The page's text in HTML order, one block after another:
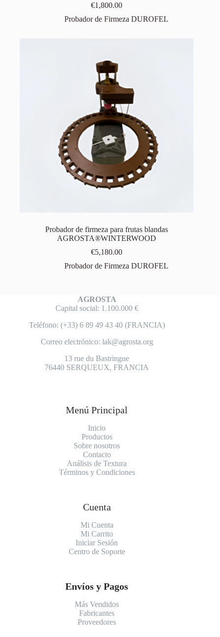
€1,800.00
Probador de Firmeza DUROFEL
Probador de firmeza para frutas blandas
AGROSTA®WINTERWOOD
€5,180.00
Probador de Firmeza DUROFEL
AGROSTA
Capital social: 1.100.000 €
Teléfono: (+33) 6 89 49 43 40 (FRANCIA)
Correo electrónico: lak@agrosta.org
13 rue du Bastringue
76440 SERQUEUX, FRANCIA
Menú Principal
Inicio
Productos
Sobre nosotros
Contacto
Análisis de Textura
Términos y Condiciones
Cuenta
Mi Cuenta
Mi Carrito
Iniciar Sesión
Centro de Soporte
Envíos y Pagos
Más Vendidos
Fabricantes
Proveedores